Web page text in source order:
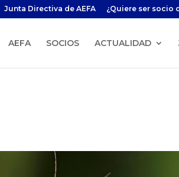
Junta Directiva de AEFA ¿Quiere ser socio
AEFA SOCIOS ACTUALIDAD